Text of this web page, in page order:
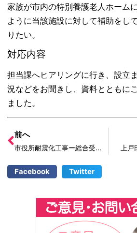
家族が市内の特別養護老人ホーム
ように当該施設に対して補助をし
りたい。
対応内容
担当課へヒアリングに行き、設立
況などをお聞きし、資料とともに
ました。
前へ
市役所耐震化工事ー総合受付の移動 上
Facebook Twitter